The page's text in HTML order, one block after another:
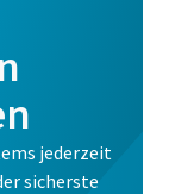
jederzeit
sicherste